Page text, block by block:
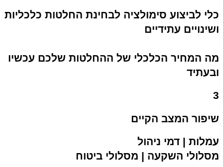
כלי לביצוע סימולציה לבחינת החלטות כלכליות
ושינויים עתידיים
מה המחיר הכלכלי של ההחלטות שלכם עכשיו
ובעתיד
3
שיפור המצב הקיים
עמלות | דמי ניהול
מסלולי השקעה | מסלולי ביטוח